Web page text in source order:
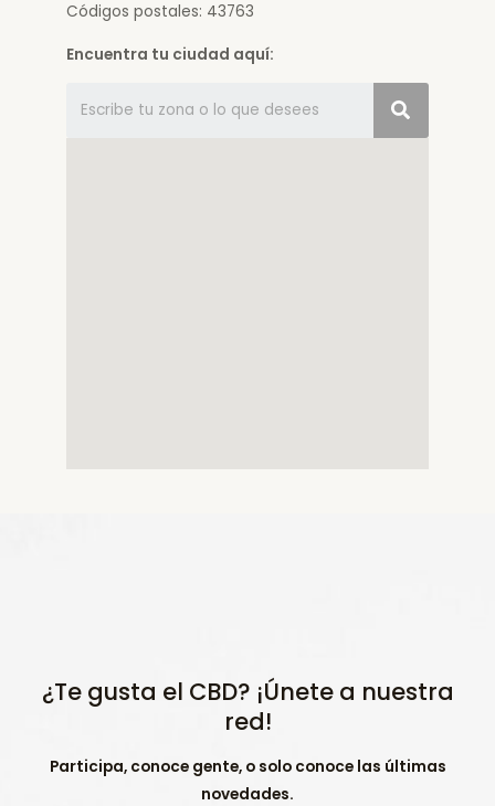
Códigos postales: 43763
Encuentra tu ciudad aquí:
¿Te gusta el CBD? ¡Únete a nuestra
red!
Participa, conoce gente, o solo conoce las últimas
novedades.